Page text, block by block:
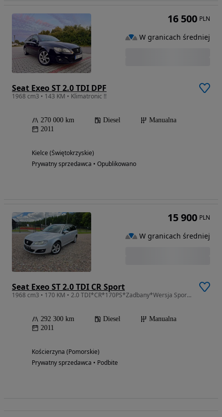
Seat Exeo ST 2.0 TDI DPF
1968 cm3 • 143 KM • Klimatronic !!
270 000 km Diesel
Manualna
2011
Kielce (Świętokrzyskie)
Prywatny sprzedawca • Opublikowano
16 500 PLN
W granicach średniej
Seat Exeo ST 2.0 TDI CR Sport
1968 cm3 • 170 KM • 2.0 TDI*CR*170PS*Zadbany*Wersja Sport*BiXenon*
292 300 km Diesel
Manualna
2011
Kościerzyna (Pomorskie)
Prywatny sprzedawca • Podbite
15 900 PLN
W granicach średniej